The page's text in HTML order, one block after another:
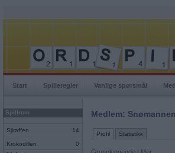
Start Spilleregler Vanlige spørsmål
Spillrom
Sjiraffen 14
Krokodillen
0
Medlem: Snømannen
Profil Statistikk